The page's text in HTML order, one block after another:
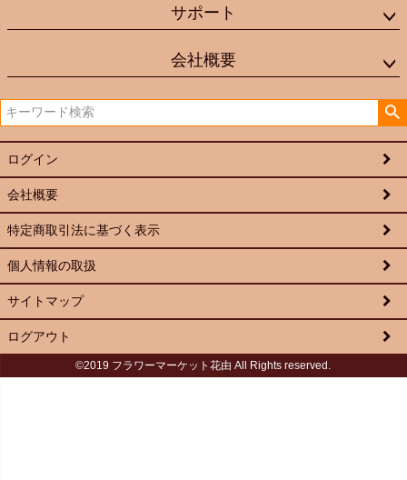
サポート
会社概要
ログイン
会社概要
特定商取引法に基づく表示
個人情報の取扱
サイトマップ
ログアウト
©2019 フラワーマーケット花由 All Rights reserved.